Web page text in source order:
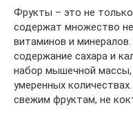
Фрукты – это не
содержат множество
витаминов и
содержание сахара и
набор мышечной
умеренных
свежим фруктам, не